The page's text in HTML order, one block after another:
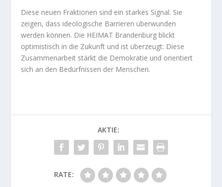
Diese neuen Fraktionen sind ein starkes Signal. Sie
zeigen, dass ideologische Barrieren überwunden
werden können. Die HEIMAT Brandenburg blickt
optimistisch in die Zukunft und ist überzeugt: Diese
Zusammenarbeit stärkt die Demokratie und orientiert
sich an den Bedürfnissen der Menschen.
AKTIE:
RATE: